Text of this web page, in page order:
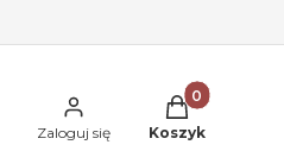
Zaloguj się
Produkty w
Koszyk